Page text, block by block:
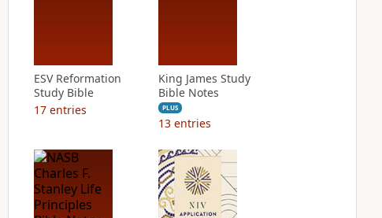
ESV Reformation
Study Bible
17 entries
King James Study
Bible Notes
PLUS
13 entries